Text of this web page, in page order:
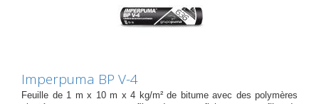
Imperpuma BP V-4
Feuille de 1 m x 10 m x 4 kg/m² de bitume avec des polymères